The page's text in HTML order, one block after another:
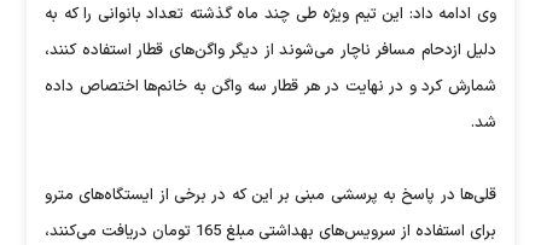
وی ادامه داد: این تیم وی‍ژه طی چند ماه گذشته تعداد بانوانی را که به
دلیل ازدحام مسافر ناچار می‌شوند از دیگر واگن‌های قطار استفاده کنند،
شمارش کرد و در نهایت در هر قطار سه واگن به خانم‌ها اختصاص داده
شد.
قلی‌ها در پاسخ به پرسشی مبنی بر این که در برخی از ایستگاه‌های مترو
برای استفاده از سرویس‌های بهداشتی مبلغ 165 تومان دریافت می‌کنند،